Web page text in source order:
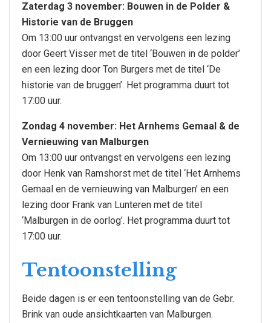
Zaterdag 3 november: Bouwen in de Polder &
Historie van de Bruggen
Om 13:00 uur ontvangst en vervolgens een lezing
door Geert Visser met de titel ‘Bouwen in de polder’
en een lezing door Ton Burgers met de titel ‘De
historie van de bruggen’. Het programma duurt tot
17:00 uur.
Zondag 4 november: Het Arnhems Gemaal & de
Vernieuwing van Malburgen
Om 13:00 uur ontvangst en vervolgens een lezing
door Henk van Ramshorst met de titel ‘Het Arnhems
Gemaal en de vernieuwing van Malburgen’ en een
lezing door Frank van Lunteren met de titel
‘Malburgen in de oorlog’. Het programma duurt tot
17:00 uur.
Tentoonstelling
Beide dagen is er een tentoonstelling van de Gebr.
Brink van oude ansichtkaarten van Malburgen.